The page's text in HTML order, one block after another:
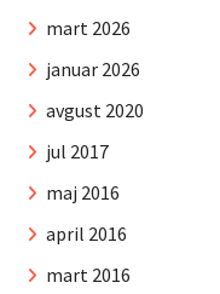
mart 2026
januar 2026
avgust 2020
jul 2017
maj 2016
april 2016
mart 2016